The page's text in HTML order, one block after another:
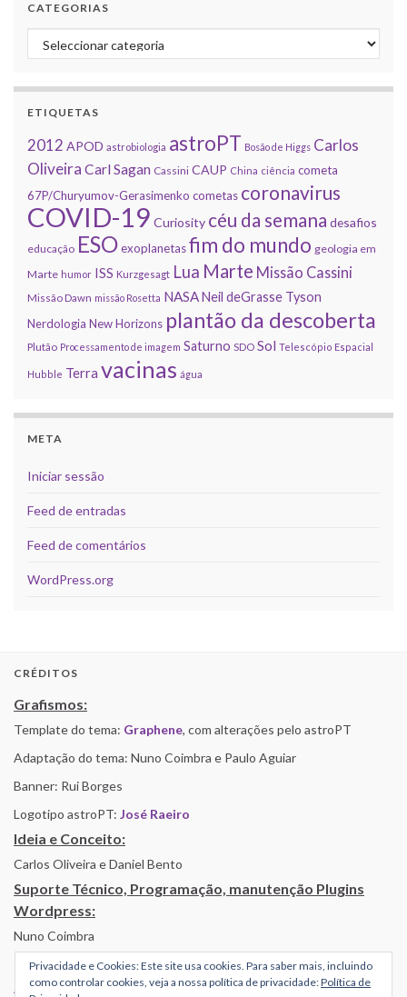
CATEGORIAS
Categorias
ETIQUETAS
2012 APOD astrobiologia astroPT Bosão de Higgs Carlos
Oliveira Carl Sagan Cassini CAUP China ciência cometa
67P/Churyumov-Gerasimenko cometas coronavirus
COVID-19 Curiosity céu da semana desafios
educação ESOexoplanetasfim do mundo geologia em
Marte humor ISS Kurzgesagt Lua Marte Missão Cassini
Missão Dawn missão Rosetta NASANeil deGrasse Tyson
Nerdologia New Horizons plantão da descoberta
Plutão Processamento de imagem Saturno SDO Sol Telescópio Espacial
Hubble Terra vacinas água
META
Iniciar sessão
Feed de entradas
Feed de comentários
WordPress.org
CRÉDITOS
Grafismos:
Template do tema: Graphene, com alterações pelo astroPT
Adaptação do tema: Nuno Coimbra e Paulo Aguiar
Banner: Rui Borges
Logotipo astroPT: José Raeiro
Ideia e Conceito:
Carlos Oliveira e Daniel Bento
Suporte Técnico, Programação, manutenção Plugins
Wordpress:
Nuno Coimbra
Alojamento por Simbiose
Privacidade e Cookies: Este site usa cookies. Para saber mais, incluindo
como controlar cookies, veja a nossa política de privacidade:Política de